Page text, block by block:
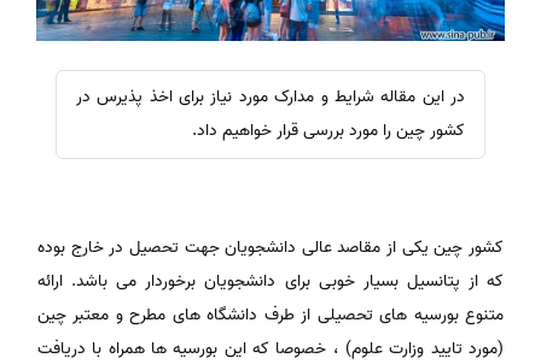
در این مقاله شرایط و مدارک مورد نیاز برای اخذ پذیرس در
کشور چین را مورد بررسی قرار خواهیم داد.
کشور چین یکی از مقاصد عالی دانشجویان جهت تحصیل در خارج بوده
که از پتانسیل بسیار خوبی برای دانشجویان برخوردار می باشد. ارائه
متنوع بورسیه های تحصیلی از طرف دانشگاه های مطرح و معتبر چین
(مورد تایید وزارت علوم) ، خصوصا که این بورسیه ها همراه با دریافت